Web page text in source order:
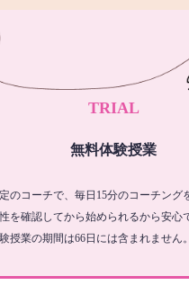
TRIAL
無料体験授業
のコーチで、毎日15分のコーチング
を確認してから始められるから安心
授業の期間は66日には含まれません。